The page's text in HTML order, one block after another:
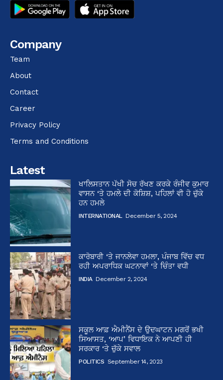
Company
Team
About
Contact
Career
Privacy Policy
Terms and Conditions
Latest
ਖਾਲਿਸਤਾਨ ਪੱਖੀ ਸੋਚ ਰੱਖਣ ਕਰਕੇ ਰੰਜੀਵ ਕੁਮਾਰ
ਵਾਸਨ ‘ਤੇ ਹਮਲੇ ਦੀ ਕੋਸ਼ਿਸ਼, ਪਹਿਲਾਂ ਵੀ ਹੋ ਚੁੱਕੇ
ਹਨ ਹਮਲੇ
INTERNATIONAL December 5, 2024
ਕਾਰੋਬਾਰੀ ‘ਤੇ ਜਾਨਲੇਵਾ ਹਮਲਾ, ਪੰਜਾਬ ਵਿੱਚ ਵਧ
ਰਹੀ ਅਪਰਾਧਿਕ ਘਟਨਾਵਾਂ ‘ਤੇ ਚਿੰਤਾ ਵਧੀ
INDIA December 2, 2024
ਸਕੂਲ ਆਫ਼ ਐਮੀਨੈਂਸ ਦੇ ਉਦਘਾਟਨ ਮਗਰੋਂ ਭਖੀ
ਸਿਆਸਤ, ‘ਆਪ’ ਵਿਧਾਇਕ ਨੇ ਆਪਣੀ ਹੀ
ਸਰਕਾਰ ‘ਤੇ ਚੁੱਕੇ ਸਵਾਲ
POLITICS September 14, 2023